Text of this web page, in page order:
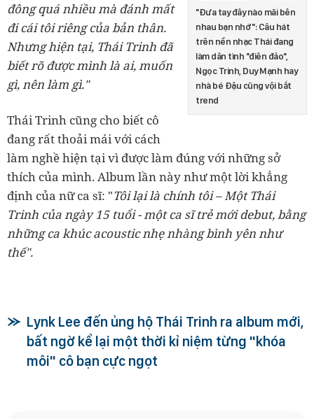
"Đưa tay đây nào mãi bên
nhau bạn nhớ": Câu hát
trên nền nhạc Thái đang
làm dân tình "điên đảo",
Ngọc Trinh, Duy Mạnh hay
nhà bé Đậu cũng vội bắt
trend
đông quá nhiều mà đánh mất
đi cái tôi riêng của bản thân.
Nhưng hiện tại, Thái Trinh đã
biết rõ được mình là ai, muốn
gì, nên làm gì."
Thái Trinh cũng cho biết cô
đang rất thoải mái với cách
làm nghề hiện tại vì được làm đúng với những sở
thích của mình. Album lần này như một lời khẳng
định của nữ ca sĩ: "Tôi lại là chính tôi – Một Thái
Trinh của ngày 15 tuổi - một ca sĩ trẻ mới debut, bằng
những ca khúc acoustic nhẹ nhàng bình yên như
thế".
Lynk Lee đến ủng hộ Thái Trinh ra album mới,
bất ngờ kể lại một thời kỉ niệm từng "khóa
môi" cô bạn cực ngọt